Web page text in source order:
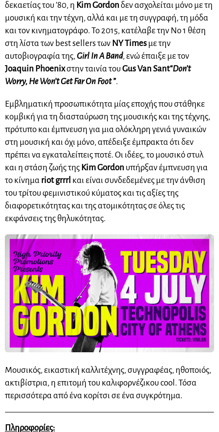
δεκαετίας του ’80, η Kim Gordonδεν ασχολείται μόνο με τη
μουσική και την τέχνη, αλλά και με τη συγγραφή, τη μόδα
και τον κινηματογράφο. Το 2015, κατέλαβε την Νο 1 θέση
στη λίστα των best sellers των NY Times με την
αυτοβιογραφία της,Girl In A Band, ενώ έπαιξε με τον
Joaquin Phoenixστην ταινία τουGus Van Sant“Don’t
Worry, He Won’t Get Far On Foot ”.
Εμβληματική προσωπικότητα μίας εποχής που στάθηκε
κομβική για τη διασταύρωση της μουσικής και της τέχνης,
πρότυπο και έμπνευση για μια ολόκληρη γενιά γυναικών
στη μουσική και όχι μόνο, απέδειξε έμπρακτα ότι δεν
πρέπει να εγκαταλείπεις ποτέ. Οι ιδέες, το μουσικό στυλ
και η στάση ζωής της KimGordon υπήρξαν έμπνευση για
το κίνημα riotgrrrl και είναι συνδεδεμένες με την άνθιση
του τρίτου φεμινιστικού κύματος και τις αξίες της
διαφορετικότητας και της ατομικότητας σε όλες τις
εκφάνσεις της θηλυκότητας.
Μουσικός, εικαστική καλλιτέχνης, συγγραφέας, ηθοποιός,
ακτιβίστρια, η επιτομή του καλιφορνέζικου cool. Τόσα
περισσότερα από ένα κορίτσι σε ένα συγκρότημα.
Πληροφορίες: